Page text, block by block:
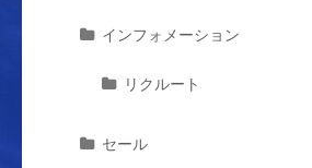
インフォメーション
リクルート
セール